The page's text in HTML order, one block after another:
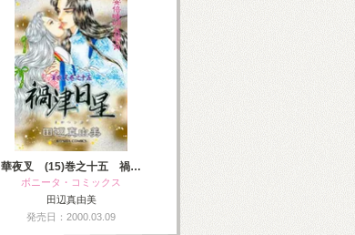
華夜叉 (15)巻之十五 禍…
ボニータ・コミックス
田辺真由美
発売日：2000.03.09